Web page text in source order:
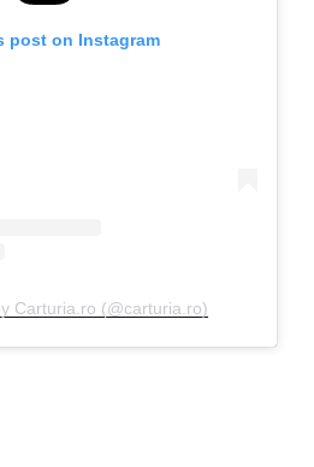
post on Instagram
Carturia.ro (@carturia.ro)